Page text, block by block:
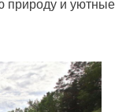
природу и уютные